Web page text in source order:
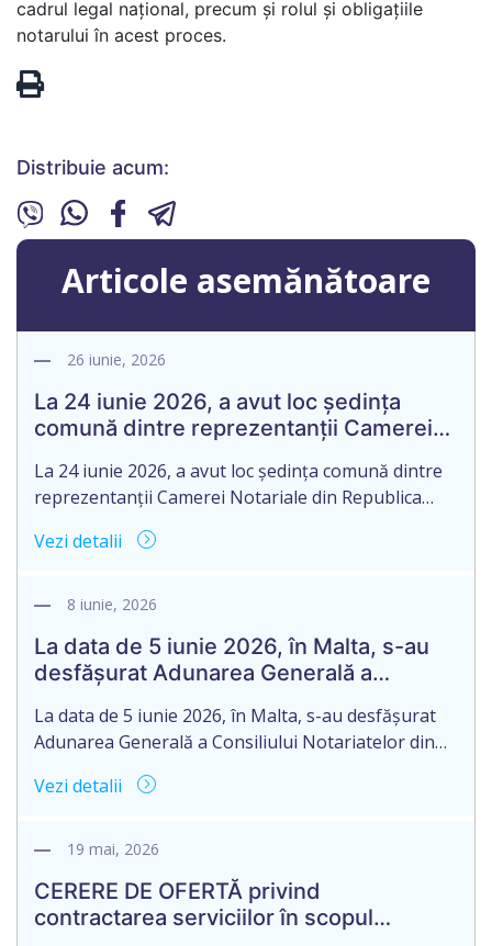
cadrul legal național, precum și rolul și obligațiile
notarului în acest proces.
Distribuie acum:
Articole asemănătoare
26 iunie, 2026
La 24 iunie 2026, a avut loc ședința
comună dintre reprezentanții Camerei
Camerei Federale a Notarilor din
Germania
La 24 iunie 2026, a avut loc ședința comună dintre
reprezentanții Camerei Notariale din Republica
Germania, în contextul Acordului de colaborare
Camerei Notariale au participat președinta Victoria
Svetlana Dimitriu și Natalia Izdebschi. Camera
Federală a […]
Vezi detalii
8 iunie, 2026
La data de 5 iunie 2026, în Malta, s-au
desfășurat Adunarea Generală a
Europeană (CNUE) și Adunarea
Generală a Asociației Rețelei Europene a
Registrelor Testamentare (ARERT)
La data de 5 iunie 2026, în Malta, s-au desfășurat
Adunarea Generală a Consiliului Notariatelor din
a Asociației Rețelei Europene a Registrelor
reprezentanți ai organizațiilor notariale europene
pentru a examina principalele evoluții legislative,
tehnologice și instituționale din domeniul notarial.
Camera Notarială din Republica […]
Vezi detalii
19 mai, 2026
CERERE DE OFERTĂ privind
contractarea serviciilor în scopul